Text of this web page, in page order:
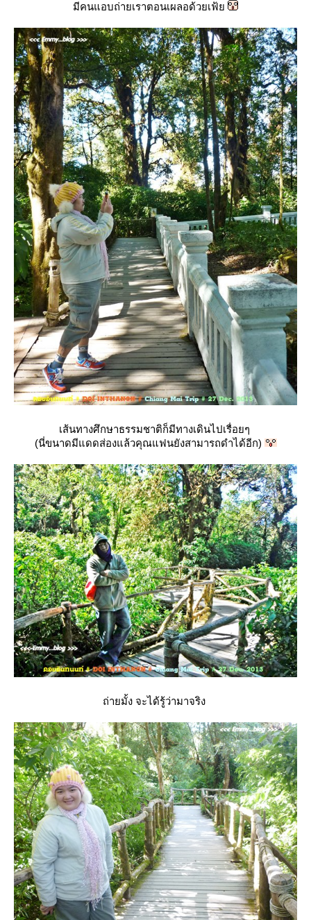
มีคนแอบถ่ายเราตอนเผลอด้วยเฟ้
เส้นทางศึกษาธรรมชาติก็มีทางเดินไปเรื่อยๆ
(นี่ขนาดมีแดดส่องแล้วคุณแฟนยังสามารถดำได้อีก)
ถ่ายมั้ง จะได้รู้ว่ามาจริง